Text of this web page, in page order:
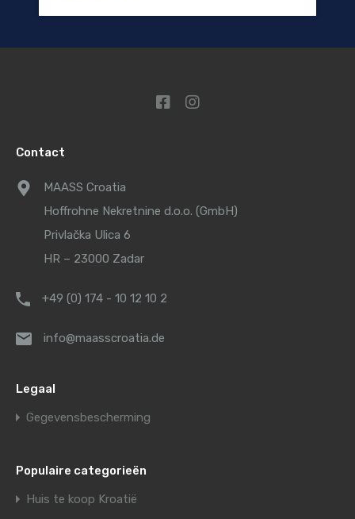
Contact
MAASS Croatia
Hoffrohne Nekretnine d.o.o. (GmbH)
Privlačka Ulica 6
HR – 23000 Zadar
+49 (0) 174 - 10 12 10 2
info@maasscroatia.de
Legaal
Gegevensbescherming
Populaire categorieën
Huis te koop Kroatië